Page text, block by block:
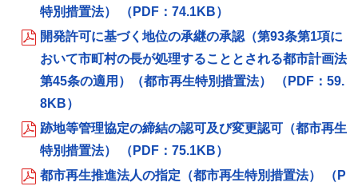
特別措置法） （PDF：74.1KB）
開発許可に基づく地位の承継の承認（第93条第1項に
おいて市町村の長が処理することとされる都市計画法
第45条の適用）（都市再生特別措置法） （PDF：59.
8KB）
跡地等管理協定の締結の認可及び変更認可（都市再生
特別措置法） （PDF：75.1KB）
都市再生推進法人の指定（都市再生特別措置法） （P